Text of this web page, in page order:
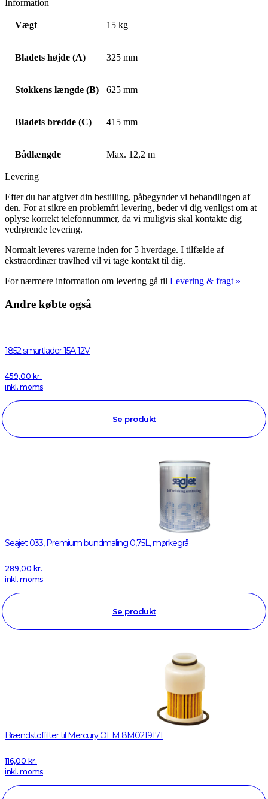
Information
Vægt 15 kg
Bladets højde (A) 325 mm
Stokkens længde (B) 625 mm
Bladets bredde (C) 415 mm
Bådlængde Max. 12,2 m
Levering
Efter du har afgivet din bestilling, påbegynder vi behandlingen af
den. For at sikre en problemfri levering, beder vi dig venligst om at
oplyse korrekt telefonnummer, da vi muligvis skal kontakte dig
vedrørende levering.
Normalt leveres varerne inden for 5 hverdage. I tilfælde af
ekstraordinær travlhed vil vi tage kontakt til dig.
For nærmere information om levering gå til Levering & fragt »
Andre købte også
1852 smartlader 15A 12V
459,00 kr.
inkl. moms
Se produkt
Seajet 033, Premium bundmaling 0,75L, mørkegrå
289,00 kr.
inkl. moms
Se produkt
Brændstoffilter til Mercury OEM 8M0219171
116,00 kr.
inkl. moms